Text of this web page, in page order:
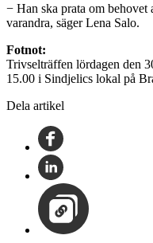
− Han ska prata om behovet
varandra, säger Lena Salo.
Fotnot:
Trivselträffen lördagen den
15.00 i Sindjelics lokal på
Dela artikel